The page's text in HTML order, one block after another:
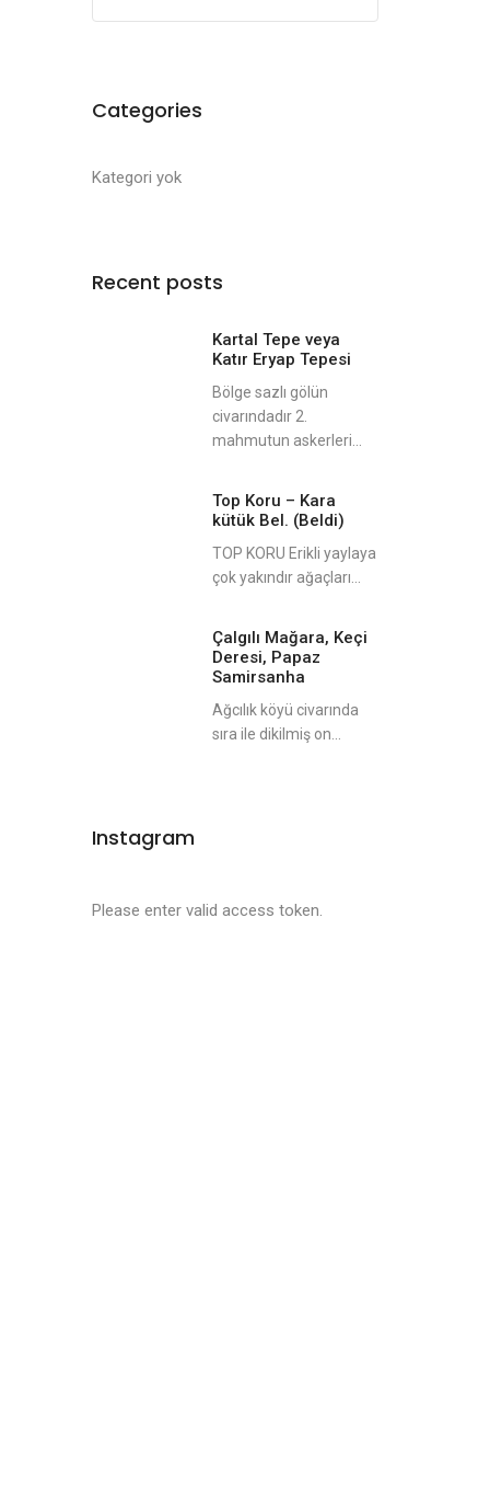
Categories
Kategori yok
Recent posts
Kartal Tepe veya
Katır Eryap Tepesi
Bölge sazlı gölün
civarındadır 2.
mahmutun askerleri...
Top Koru – Kara
kütük Bel. (Beldi)
TOP KORU Erikli yaylaya
çok yakındır ağaçları...
Çalgılı Mağara, Keçi
Deresi, Papaz
Samirsanha
Ağcılık köyü civarında
sıra ile dikilmiş on...
Instagram
Please enter valid access token.